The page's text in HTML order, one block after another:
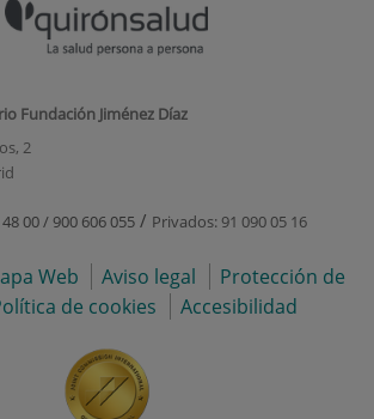
Fundación Jiménez Díaz
2
00 / 900 606 055 / Privados: 91 090 05 16
Web Aviso legal
Protección de
de cookies Accesibilidad